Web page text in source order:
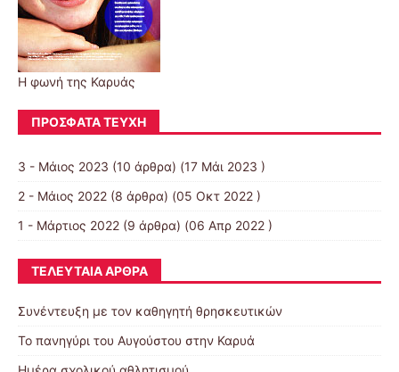
Η φωνή της Καρυάς
ΠΡΌΣΦΑΤΑ ΤΕΎΧΗ
3 - Μάιος 2023 (10 άρθρα) (17 Μάι 2023 )
2 - Μάιος 2022 (8 άρθρα) (05 Οκτ 2022 )
1 - Μάρτιος 2022 (9 άρθρα) (06 Απρ 2022 )
ΤΕΛΕΥΤΑΊΑ ΆΡΘΡΑ
Συνέντευξη με τον καθηγητή θρησκευτικών
Το πανηγύρι του Αυγούστου στην Καρυά